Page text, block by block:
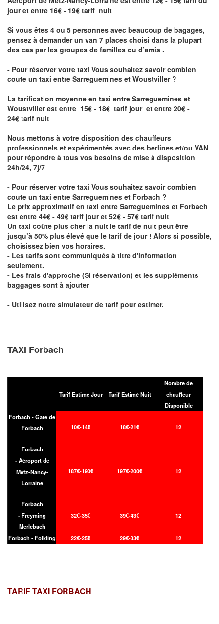
jour et entre 16€ - 19€ tarif nuit
Si vous êtes 4 ou 5 personnes avec beaucoup de bagages,
pensez à demander un van 7 places choisi dans la plupart
des cas par les groupes de familles ou d’amis .
- Pour réserver votre taxi Vous souhaitez savoircombien
coute un taxi entre Sarreguemines et Woustviller ?
La tarification moyenne en taxi entre Sarreguemines et
Woustviller est entre 15€ - 18€ tarif jour et entre 20€ -
24€ tarif nuit
Nous mettons à votre disposition des chauffeurs
professionnels et expérimentés avec des berlines et/ou VAN
pour répondre à tous vos besoins de mise à disposition
24h/24, 7j/7
- Pour réserver votre taxi Vous souhaitez savoircombien
coute un taxi entre Sarreguemines et Forbach ?
Le prix approximatif en taxi entre Sarreguemines et Forbach
est entre 44€ - 49€ tarif jour et 52€ - 57€ tarif nuit
Un taxi coûte plus cher la nuit le tarif de nuit peut être
jusqu’à 50% plus élevé que le tarif de jour ! Alors si possible,
choisissez bien vos horaires.
- Les tarifs sont communiqués à titre d'information
seulement.
- Les frais d'approche (Si réservation) et les suppléments
baggages sont à ajouter
- Utilisez notre simulateur de tarif pour estimer.
TAXI Forbach
Tarif Estimé Jour Tarif Estimé Nuit
Nombre de
chauffeur
Disponible
Forbach - Gare de
Forbach
10€-14€ 18€-21€ 12
Forbach
- Aéroport de
Metz-Nancy-
Lorraine
187€-190€ 197€-200€ 12
Forbach
- Freyming
Merlebach
32€-35€ 39€-43€ 12
Forbach - Folkling 22€-25€ 29€-33€ 12
TARIF TAXI FORBACH